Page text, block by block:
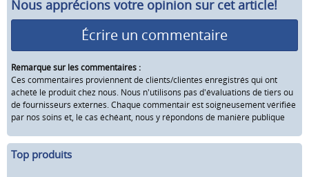
Nous apprécions votre opinion sur cet article!
Écrire un commentaire
Remarque sur les commentaires :
Ces commentaires proviennent de clients/clientes enregistrés qui ont
acheté le produit chez nous. Nous n'utilisons pas d'évaluations de tiers ou
de fournisseurs externes. Chaque commentair est soigneusement vérifiée
par nos soins et, le cas échéant, nous y répondons de manière publique
Top produits